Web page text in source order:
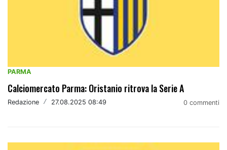
PARMA
Calciomercato Parma: Oristanio ritrova la Serie A
Redazione / 27.08.2025 08:49 0 commenti